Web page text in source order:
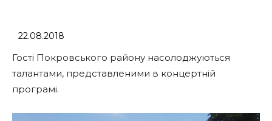
22.08.2018
Гості Покровського району насолоджуються
талантами, представленими в концертній
програмі.